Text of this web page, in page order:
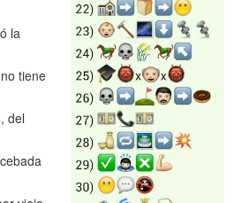
la
tiene
del